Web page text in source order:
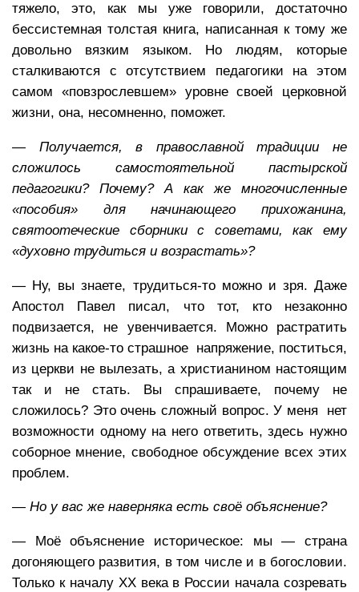
тяжело, это, как мы уже говорили, достаточно
бессистемная толстая книга, написанная к тому же
довольно вязким языком. Но людям, которые
сталкиваются с отсутствием педагогики на этом
самом «повзрослевшем» уровне своей церковной
жизни, она, несомненно, поможет.
— Получается, в православной традиции не
сложилось самостоятельной пастырской
педагогики? Почему? А как же многочисленные
«пособия» для начинающего прихожанина,
святоотеческие сборники с советами, как ему
«духовно трудиться и возрастать»?
— Ну, вы знаете, трудиться-то можно и зря. Даже
Апостол Павел писал, что тот, кто незаконно
подвизается, не увенчивается. Можно растратить
жизнь на какое-то страшное напряжение, поститься,
из церкви не вылезать, а христианином настоящим
так и не стать. Вы спрашиваете, почему не
сложилось? Это очень сложный вопрос. У меня нет
возможности одному на него ответить, здесь нужно
соборное мнение, свободное обсуждение всех этих
проблем.
— Но у вас же наверняка есть своё объяснение?
— Моё объяснение историческое: мы — страна
догоняющего развития, в том числе и в богословии.
Только к началу XX века в России начала созревать